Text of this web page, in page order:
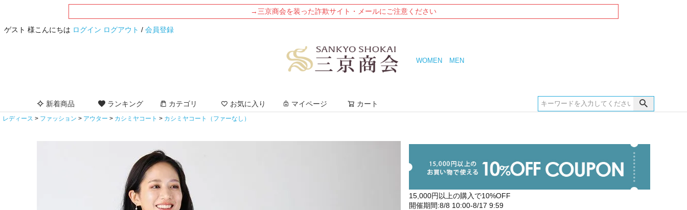
→三京商会を装った詐欺サイト・メールにご注意ください
ゲスト 様こんにちは ログイン ログアウト / 会員登録
WOMEN MEN
新着商品 ランキング カテゴリ お気に入り マイページ カート
レディース ファッション アウター カシミヤコート カシミヤコート（ファーなし）
15,000円以上の購入で10%OFF
開催期間:8/8 10:00-8/17 9:59